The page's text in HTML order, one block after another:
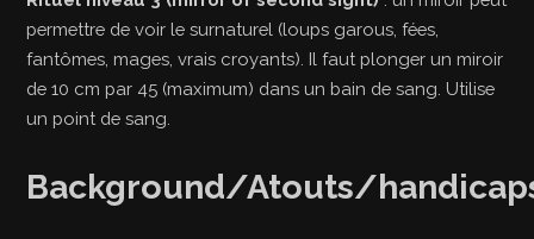
permettre de voir le surnaturel (loups garous, fées,
fantômes, mages, vrais croyants). Il faut plonger un miroir
de 10 cm par 45 (maximum) dans un bain de sang. Utilise
un point de sang.
Background/Atouts/